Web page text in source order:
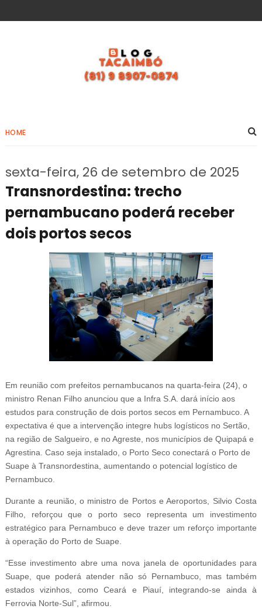
HOME
sexta-feira, 26 de setembro de 2025
Transnordestina: trecho
pernambucano poderá receber
dois portos secos
Em reunião com prefeitos pernambucanos na quarta-feira (24), o
ministro Renan Filho anunciou que a Infra S.A. dará início aos
estudos para construção de dois portos secos em Pernambuco. A
expectativa é que a intervenção integre hubs logísticos no Sertão,
na região de Salgueiro, e no Agreste, nos municípios de Quipapá e
Agrestina. Caso seja instalado, o Porto Seco conectará o Porto de
Suape à Transnordestina, aumentando o potencial logístico de
Pernambuco.
Durante a reunião, o ministro de Portos e Aeroportos, Silvio Costa
Filho, reforçou que o porto seco representa um investimento
estratégico para Pernambuco e deve trazer um reforço importante
à operação do Porto de Suape.
“Esse investimento abre uma nova janela de oportunidades para
Suape, que poderá atender não só Pernambuco, mas também
estados vizinhos, como Ceará e Piauí, integrando-se ainda à
Ferrovia Norte-Sul”, afirmou.